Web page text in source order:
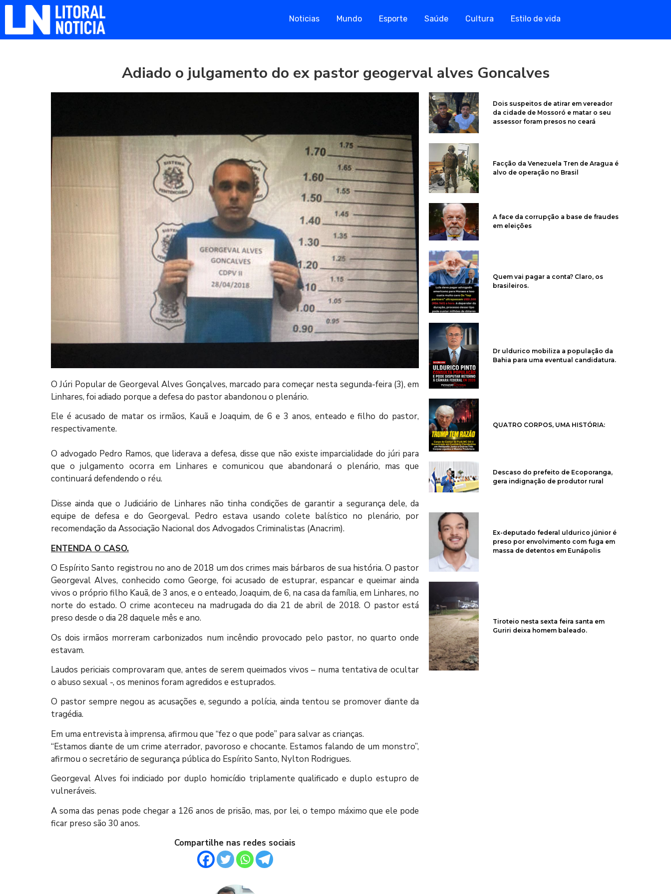
Noticias Mundo Esporte Saúde Cultura Estilo de vida
Adiado o julgamento do ex pastor geogerval alves Goncalves
O Júri Popular de Georgeval Alves Gonçalves, marcado para começar nesta segunda-feira (3), em
Linhares, foi adiado porque a defesa do pastor abandonou o plenário.
Ele é acusado de matar os irmãos, Kauã e Joaquim, de 6 e 3 anos, enteado e filho do pastor,
respectivamente.⠀
O advogado Pedro Ramos, que liderava a defesa, disse que não existe imparcialidade do júri para
que o julgamento ocorra em Linhares e comunicou que abandonará o plenário, mas que
continuará defendendo o réu. ⠀
Disse ainda que o Judiciário de Linhares não tinha condições de garantir a segurança dele, da
equipe de defesa e do Georgeval. Pedro estava usando colete balístico no plenário, por
recomendação da Associação Nacional dos Advogados Criminalistas (Anacrim).
ENTENDA O CASO.
O Espírito Santo registrou no ano de 2018 um dos crimes mais bárbaros de sua história. O pastor
Georgeval Alves, conhecido como George, foi acusado de estuprar, espancar e queimar ainda
vivos o próprio filho Kauã, de 3 anos, e o enteado, Joaquim, de 6, na casa da família, em Linhares, no
norte do estado. O crime aconteceu na madrugada do dia 21 de abril de 2018. O pastor está
preso desde o dia 28 daquele mês e ano.
Os dois irmãos morreram carbonizados num incêndio provocado pelo pastor, no quarto onde
estavam.
Laudos periciais comprovaram que, antes de serem queimados vivos – numa tentativa de ocultar
o abuso sexual -, os meninos foram agredidos e estuprados.
O pastor sempre negou as acusações e, segundo a polícia, ainda tentou se promover diante da
tragédia.
Em uma entrevista à imprensa, afirmou que “fez o que pode” para salvar as crianças.
“Estamos diante de um crime aterrador, pavoroso e chocante. Estamos falando de um monstro”,
afirmou o secretário de segurança pública do Espírito Santo, Nylton Rodrigues.
Georgeval Alves foi indiciado por duplo homicídio triplamente qualificado e duplo estupro de
vulneráveis.
A soma das penas pode chegar a 126 anos de prisão, mas, por lei, o tempo máximo que ele pode
ficar preso são 30 anos.
Compartilhe nas redes sociais
Dois suspeitos de atirar em vereador
da cidade de Mossoró e matar o seu
assessor foram presos no ceará
Facção da Venezuela Tren de Aragua é
alvo de operação no Brasil
A face da corrupção a base de fraudes
em eleições
Quem vai pagar a conta? Claro, os
brasileiros.
Dr uldurico mobiliza a população da
Bahia para uma eventual candidatura.
QUATRO CORPOS, UMA HISTÓRIA:
Descaso do prefeito de Ecoporanga,
gera indignação de produtor rural
Ex-deputado federal uldurico júnior é
preso por envolvimento com fuga em
massa de detentos em Eunápolis
Tiroteio nesta sexta feira santa em
Guriri deixa homem baleado.